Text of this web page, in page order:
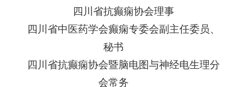
四川省抗癫痫协会理事
四川省中医药学会癫痫专委会副主任委员、
秘书
四川省抗癫痫协会暨脑电图与神经电生理分
会常务